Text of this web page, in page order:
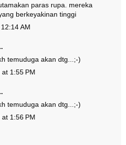
paras rupa. mereka
berkeyakinan tinggi
AM
temuduga akan dtg...;-)
1:55 PM
temuduga akan dtg...;-)
1:56 PM